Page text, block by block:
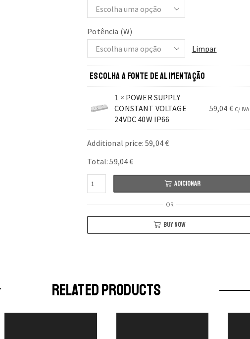
Potência (W)
Limpar
ESCOLHA A FONTE DE ALIMENTAÇÃO
1 × POWER SUPPLY
CONSTANT VOLTAGE
24VDC 40W IP66
59,04 € C/ IVA
Additional price:59,04€
Total:59,04€
Quantidade
de
IP65
ADICIONAR
OR
BUY NOW
RELATED PRODUCTS